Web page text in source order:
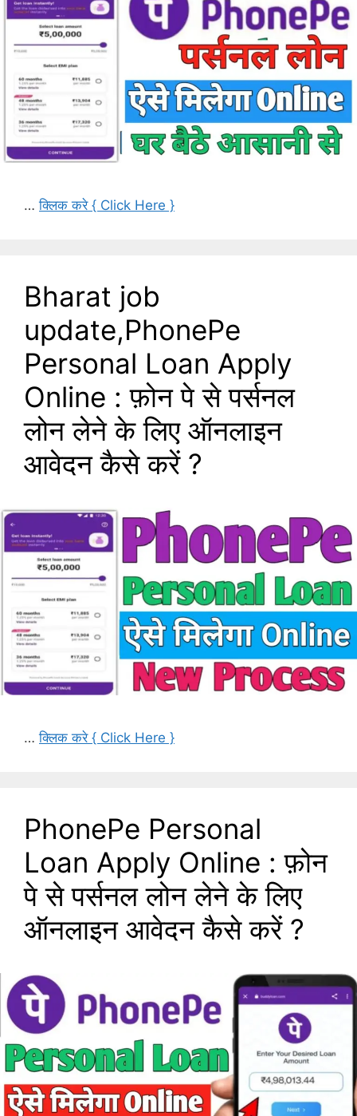
…क्लिक करे { Click Here }
Bharat job
update,PhonePe
Personal Loan Apply
Online : फ़ोन पे से पर्सनल
लोन लेने के लिए ऑनलाइन
आवेदन कैसे करें ?
…क्लिक करे { Click Here }
PhonePe Personal
Loan Apply Online : फ़ोन
पे से पर्सनल लोन लेने के लिए
ऑनलाइन आवेदन कैसे करें ?